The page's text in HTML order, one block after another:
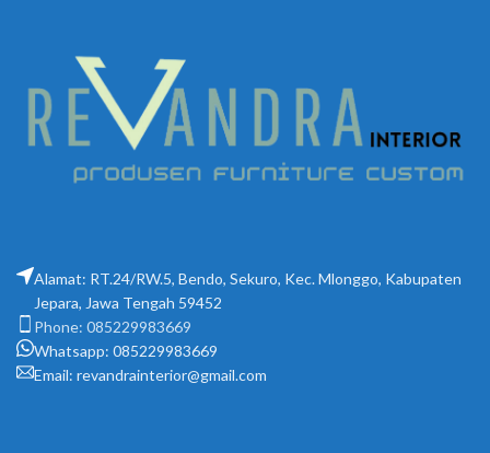
Alamat: RT.24/RW.5, Bendo, Sekuro, Kec. Mlonggo, Kabupaten
Jepara, Jawa Tengah 59452
Phone: 085229983669
Whatsapp: 085229983669
Email: revandrainterior@gmail.com